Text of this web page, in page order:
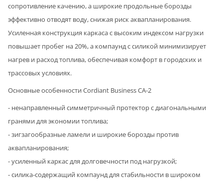
сопротивление качению, а широкие продольные борозды
эффективно отводят воду, снижая риск аквапланирования.
Усиленная конструкция каркаса с высоким индексом нагрузки
повышает пробег на 20%, а компаунд с силикой минимизирует
нагрев и расход топлива, обеспечивая комфорт в городских и
трассовых условиях.
Основные особенности Cordiant Business CA-2
- ненаправленный симметричный протектор с диагональными
гранями для экономии топлива;
- зигзагообразные ламели и широкие борозды против
аквапланирования;
- усиленный каркас для долговечности под нагрузкой;
- силика-содержащий компаунд для стабильности в широком